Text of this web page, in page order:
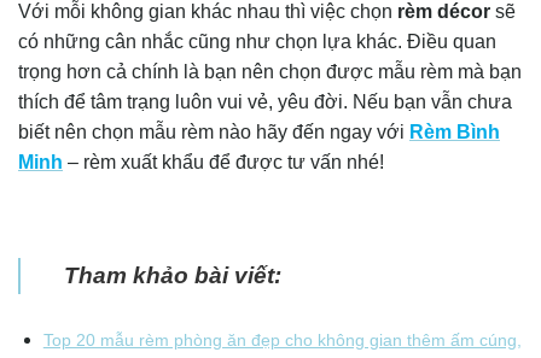
Với mỗi không gian khác nhau thì việc chọn rèm décor sẽ
có những cân nhắc cũng như chọn lựa khác. Điều quan
trọng hơn cả chính là bạn nên chọn được mẫu rèm mà bạn
thích để tâm trạng luôn vui vẻ, yêu đời. Nếu bạn vẫn chưa
biết nên chọn mẫu rèm nào hãy đến ngay với Rèm Bình
Minh – rèm xuất khẩu để được tư vấn nhé!
Tham khảo bài viết:
Top 20 mẫu rèm phòng ăn đẹp cho không gian thêm ấm cúng,